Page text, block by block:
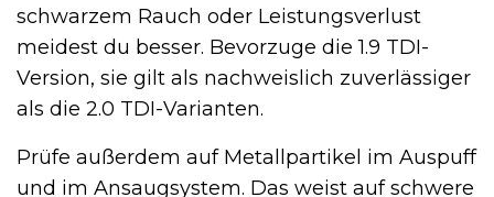
schwarzem Rauch oder Leistungsverlust
meidest du besser. Bevorzuge die 1.9 TDI-
Version, sie gilt als nachweislich zuverlässiger
als die 2.0 TDI-Varianten.
Prüfe außerdem auf Metallpartikel im Auspuff
und im Ansaugsystem. Das weist auf schwere